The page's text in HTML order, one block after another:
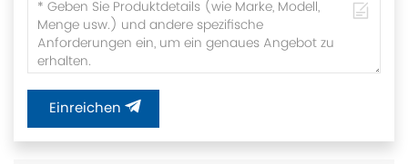
Einreichen